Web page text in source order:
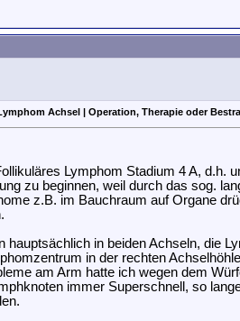
Achsel | Operation, Therapie oder
Lymphom Stadium 4 A, d.h.
zu beginnen, weil durch das sog.
z.B. im Bauchraum auf Organe
hauptsächlich in beiden Achseln, die
in der rechten
am Arm hatte ich wegen dem
immer Superschnell, so